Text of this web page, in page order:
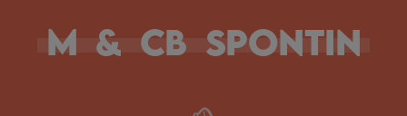
M & CB Spontin